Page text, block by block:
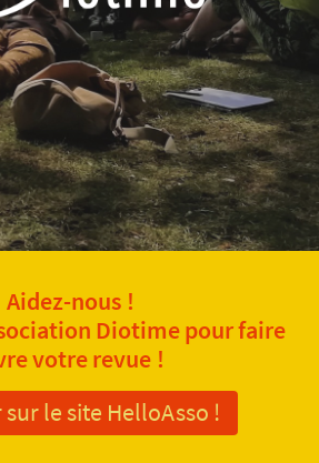
Aidez-nous !
Diotime pour faire
votre revue !
le site HelloAsso !